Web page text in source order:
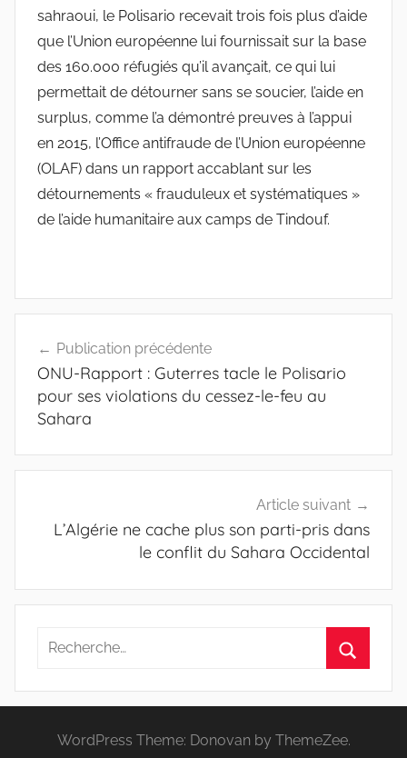
sahraoui, le Polisario recevait trois fois plus d’aide
que l’Union européenne lui fournissait sur la base
des 160.000 réfugiés qu’il avançait, ce qui lui
permettait de détourner sans se soucier, l’aide en
surplus, comme l’a démontré preuves à l’appui
en 2015, l’Office antifraude de l’Union européenne
(OLAF) dans un rapport accablant sur les
détournements « frauduleux et systématiques »
de l’aide humanitaire aux camps de Tindouf.
de
l’article
Publication précédente
ONU-Rapport : Guterres tacle le Polisario
pour ses violations du cessez-le-feu au
Sahara
Article suivant
L’Algérie ne cache plus son parti-pris dans
le conflit du Sahara Occidental
Recherche
:
WordPress Theme: Donovan by ThemeZee.